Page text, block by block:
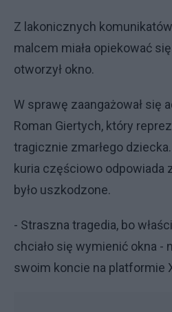
Z lakonicznych
malcem miała opiekować
otworzył okno.
W sprawę zaangażował się
Roman Giertych, który
tragicznie zmarłego
kuria częściowo odpowiada
było uszkodzone.
- Straszna tragedia, bo
chciało się wymienić okna -
swoim koncie na platformie